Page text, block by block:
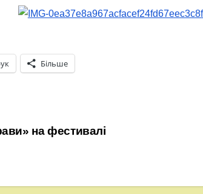
Більше
на фестивалі